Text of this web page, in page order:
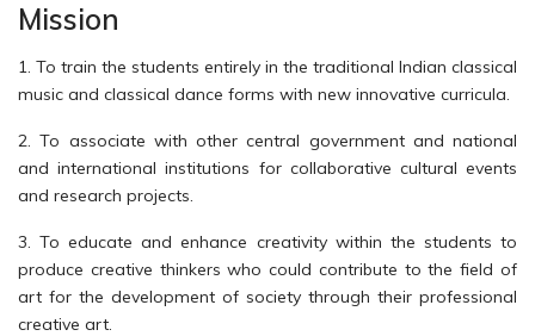
Mission
1. To train the students entirely in the traditional Indian classical
music and classical dance forms with new innovative curricula.
2. To associate with other central government and national
and international institutions for collaborative cultural events
and research projects.
3. To educate and enhance creativity within the students to
produce creative thinkers who could contribute to the field of
art for the development of society through their professional
creative art.